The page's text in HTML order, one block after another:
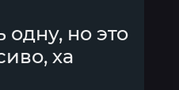
но это
ха